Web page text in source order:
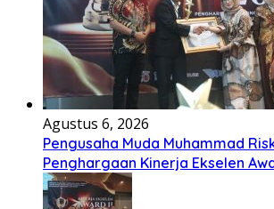
Agustus 6, 2026
Pengusaha Muda Muhammad
Penghargaan Kinerja Ekselen